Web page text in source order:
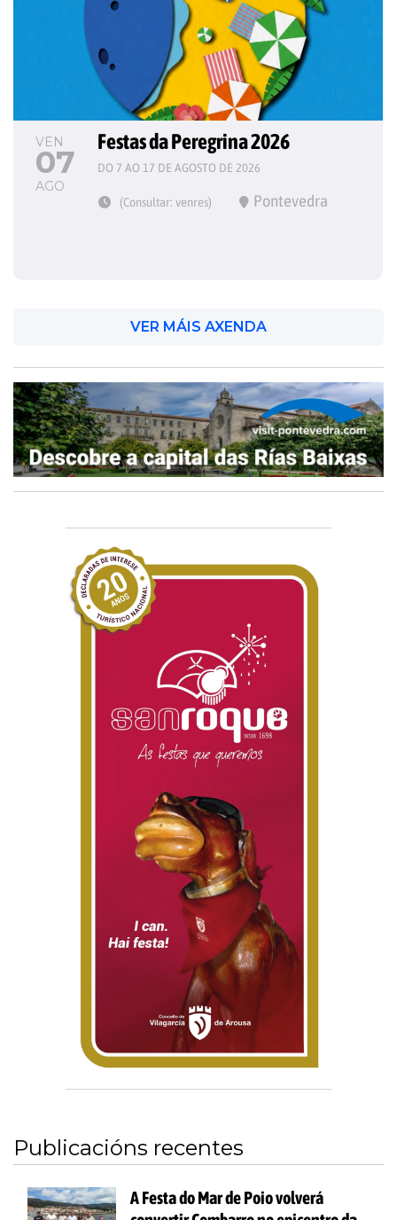
VEN
07
AGO
Festas da Peregrina 2026
DO 7 AO 17 DE AGOSTO DE 2026
(Consultar: venres) Pontevedra
VER MÁIS AXENDA
Publicacións recentes
A Festa do Mar de Poio volverá